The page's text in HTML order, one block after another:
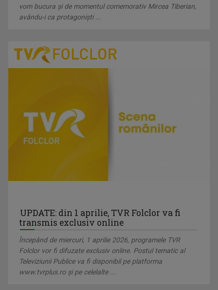
Bilunar, duminică, ora 12.30 la TVR3 și luni, ...
A absolvit Facultatea de Litere din Craiova ...
vom bucura şi de momentul comemorativ Mircea Tiberian,
avându-i ca protagoniști ...
UPDATE: din 1 aprilie, TVR Folclor va fi
transmis exclusiv online
Începând de miercuri, 1 aprilie 2026, programele TVR
Folclor vor fi difuzate exclusiv online. Postul tematic al
Televiziunii Publice va fi disponibil pe platforma
www.tvrplus.ro şi pe celelalte ...